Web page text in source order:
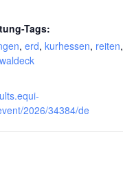
Tags:
, erd, kurhessen, reiten,
waldeck
2026/34384/de